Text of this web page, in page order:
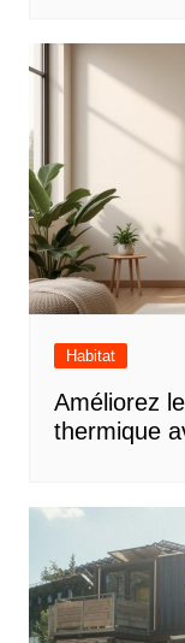
Habitat
Améliorez
thermique